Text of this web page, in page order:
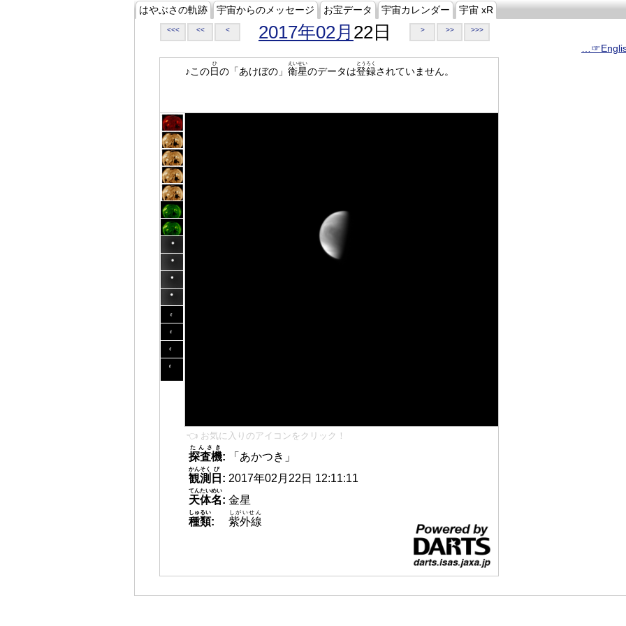
はやぶさの軌跡 宇宙からのメッセージ お宝データ 宇宙カレンダー 宇宙 xR
<<< << < 2017年02月 22日 > >> >>>
♪この日
ひ
の「あけぼの」 衛星
えいせい
のデータは登録
とうろく
されていません。
👈 お気に入りのアイコンをクリック！
探査機
たんさき
:
「あかつき」
観測
かんそく
日
び
: 2017年02月22日 12:11:11
天体名
てんたいめい
: 金星
種類
しゅるい
: 紫外線
しがいせん